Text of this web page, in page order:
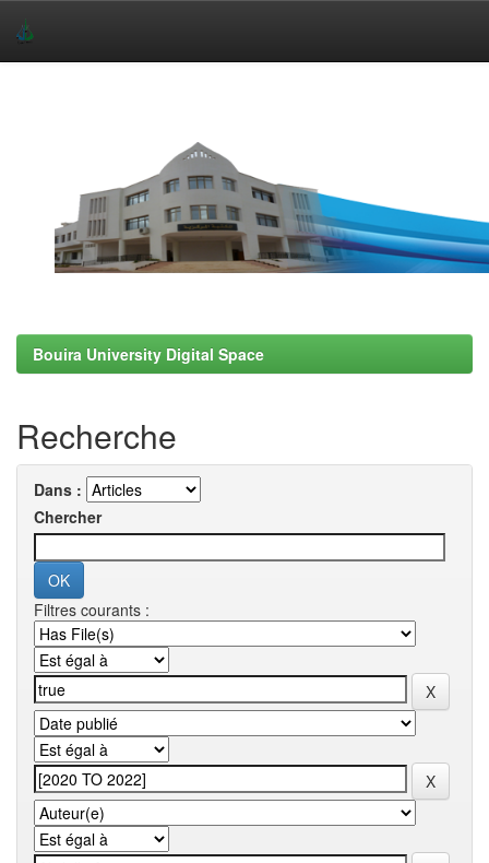
Bouira University Digital Space
Recherche
Dans :
Chercher
Filtres courants :